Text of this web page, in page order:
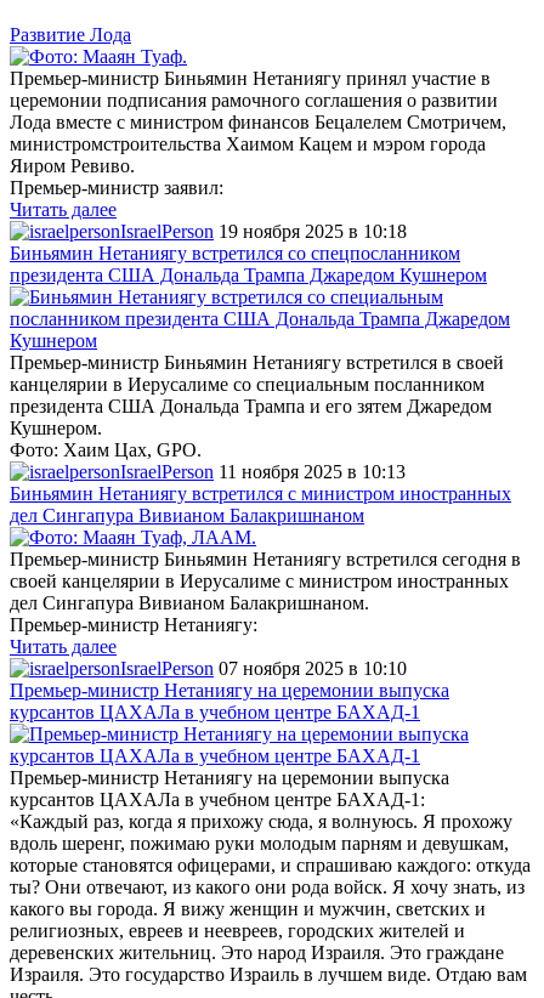
Развитие Лода
Премьер-министр Биньямин Нетаниягу принял участие в
церемонии подписания рамочного соглашения о развитии
Лода вместе с министром финансов Бецалелем Смотричем,
министромстроительства Хаимом Кацем и мэром города
Яиром Ревиво.
Премьер-министр заявил:
Читать далее
IsraelPerson 19 ноября 2025 в 10:18
Биньямин Нетаниягу встретился со спецпосланником
президента США Дональда Трампа Джаредом Кушнером
Премьер-министр Биньямин Нетаниягу встретился в своей
канцелярии в Иерусалиме со специальным посланником
президента США Дональда Трампа и его зятем Джаредом
Кушнером.
Фото: Хаим Цах, GPO.
IsraelPerson 11 ноября 2025 в 10:13
Биньямин Нетаниягу встретился с министром иностранных
дел Сингапура Вивианом Балакришнаном
Премьер-министр Биньямин Нетаниягу встретился сегодня в
своей канцелярии в Иерусалиме с министром иностранных
дел Сингапура Вивианом Балакришнаном.
Премьер-министр Нетаниягу:
Читать далее
IsraelPerson 07 ноября 2025 в 10:10
Премьер-министр Нетаниягу на церемонии выпуска
курсантов ЦАХАЛа в учебном центре БАХАД-1
Премьер-министр Нетаниягу на церемонии выпуска
курсантов ЦАХАЛа в учебном центре БАХАД-1:
«Каждый раз, когда я прихожу сюда, я волнуюсь. Я прохожу
вдоль шеренг, пожимаю руки молодым парням и девушкам,
которые становятся офицерами, и спрашиваю каждого: откуда
ты? Они отвечают, из какого они рода войск. Я хочу знать, из
какого вы города. Я вижу женщин и мужчин, светских и
религиозных, евреев и неевреев, городских жителей и
деревенских жительниц. Это народ Израиля. Это граждане
Израиля. Это государство Израиль в лучшем виде. Отдаю вам